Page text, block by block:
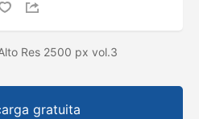
Res 2500 px vol.3
gratuita